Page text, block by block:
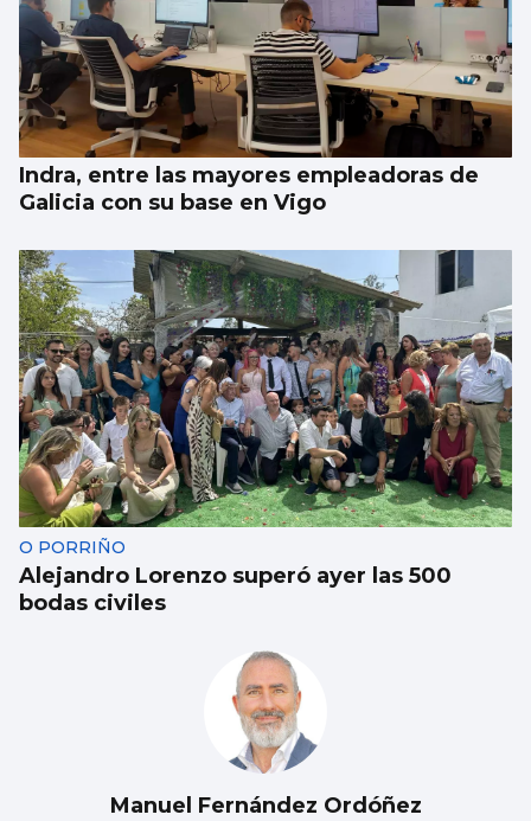
Evacúan de emergencia a una menor de las
islas Cíes
Indra, entre las mayores empleadoras de
Galicia con su base en Vigo
O PORRIÑO
Alejandro Lorenzo superó ayer las 500
bodas civiles
Manuel Fernández Ordóñez